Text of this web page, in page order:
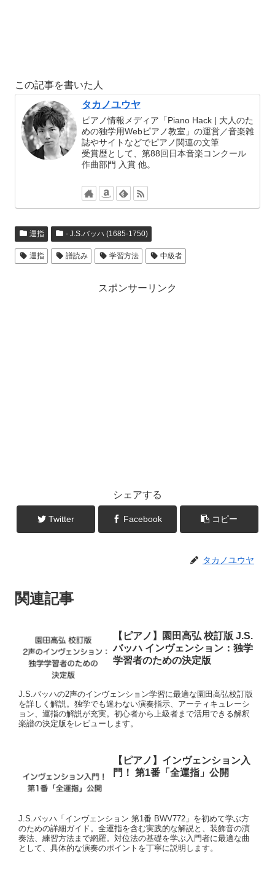
この記事を書いた人
タカノユウヤ
ピアノ情報メディア「Piano Hack | 大人のた
めの独学用Webピアノ教室」の運営／音楽雑
誌やサイトなどでピアノ関連の文筆
受賞歴として、第88回日本音楽コンクール
作曲部門 入賞 他。
運指 - J.S.バッハ (1685-1750)
運指 譜読み 学習方法 中級者
スポンサーリンク
シェアする
Twitter Facebook コピー
タカノユウヤ
関連記事
【ピアノ】園田高弘 校訂版 J.S.
バッハ インヴェンション：独学
学習者のための決定版
J.S.バッハの2声のインヴェンション学習に最適な園田高弘校訂版
を詳しく解説。独学でも迷わない演奏指示、アーティキュレーシ
ョン、運指の解説が充実。初心者から上級者まで活用できる解釈
楽譜の決定版をレビューします。
【ピアノ】インヴェンション入
門！ 第1番「全運指」公開
J.S.バッハ「インヴェンション 第1番 BWV772」を初めて学ぶ方
のための詳細ガイド。全運指を含む実践的な解説と、装飾音の演
奏法、練習方法まで網羅。対位法の基礎を学ぶ入門者に最適な曲
として、具体的な演奏のポイントを丁寧に説明します。